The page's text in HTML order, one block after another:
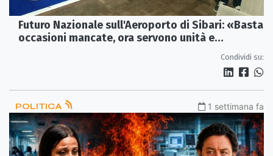
Futuro Nazionale sull'Aeroporto di Sibari: «Basta
occasioni mancate, ora servono unità e
Condividi su:
POLITICA 1 settimana fa